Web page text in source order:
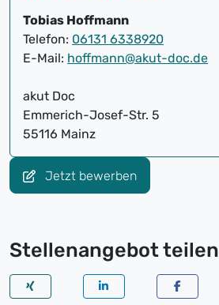
Tobias Hoffmann
Telefon: 06131 6338920
E-Mail: hoffmann@akut-doc.de
akut Doc
Emmerich-Josef-Str. 5
55116 Mainz
Jetzt bewerben
Stellenangebot teilen